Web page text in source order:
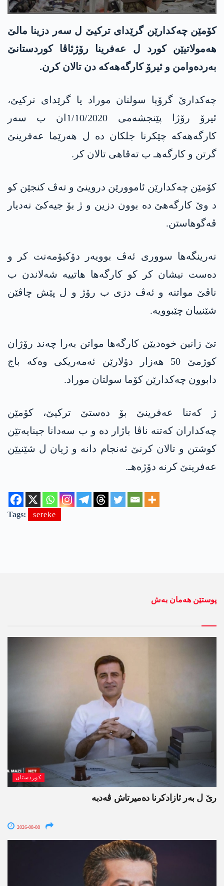
كۆمێن چه‌كدارێن گرێدای تركیێ ل سه‌ر دزینا مالێ
هه‌مولاتیێن كورد ل عه‌فرینا رۆژئاڤا كوردستانێ
به‌رده‌وامن و ئیرۆ كارگه‌هه‌كه‌ دن تالان كرن.
چه‌كدارێ گرۆپا سولتان موراد یا گرێدای تركیێ،
ئیرۆ رۆژا پێنجشه‌می 1/10/2020ان ب سه‌ر
كارگه‌هه‌كه‌ چێكرنا جلكان ده‌ ل هه‌رێما عه‌فرینێ
گرتن و كارگه‌هـ ب ته‌ڤاهی تالان كر.
كۆمێن چه‌كدارێن ئاموورێن دروینێ و ته‌ڤ كنجێن كو
د وێ كارگه‌هێ ده‌ بوون دزین و ژ بۆ جیه‌كێ نه‌دیار
ڤه‌گوهاستن.
نه‌رینگه‌ها سووری ئه‌ڤ بوویه‌ر دۆكیۆمه‌نت كر و
ده‌ست نیشان كر كو كارگه‌ها هاتییه‌ شه‌لاندن ب
ناڤێ مواتنه‌ و ئه‌ڤ دزی ب رۆژ و ل پێش چاڤێن
شێنییان چێبوویه‌.
تێ زانین خوه‌دیێن كارگه‌ها مواتن به‌را چه‌ند رۆژان
كوژمێ 50 هه‌زار دۆلارێن ئه‌مه‌ریكی وه‌كه‌ باج
دابوون چه‌كدارێن كۆما سولتان موراد.
ژ كه‌تنا عه‌فرینێ بۆ ده‌ستێ تركیێ، كۆمێن
چه‌كداران كه‌تنه‌ ناڤا باژار ده‌ و ب سه‌دانا جینایه‌تێن
كوشتن و تالان كرنێ ئه‌نجام دانه‌ و ژیان ل شێنیێن
عه‌فرینێ كرنه‌ دۆژه‌هـ.
Tags: sereke
پوستێن ھەمان بەش
کوردستان
رێ ل بەر ئازادکرنا دەمیرتاش ڤەدبە
2026-08-08